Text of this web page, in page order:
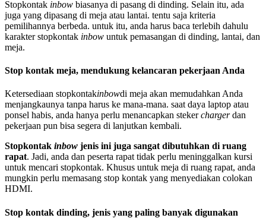
Stopkontak inbow biasanya di pasang di dinding. Selain itu, ada
juga yang dipasang di meja atau lantai. tentu saja kriteria
pemilihannya berbeda. untuk itu, anda harus baca terlebih dahulu
karakter stopkontak inbow untuk pemasangan di dinding, lantai, dan
meja.
Stop kontak meja, mendukung kelancaran pekerjaan Anda
Ketersediaan stopkontakinbowdi meja akan memudahkan Anda
menjangkaunya tanpa harus ke mana-mana. saat daya laptop atau
ponsel habis, anda hanya perlu menancapkan stekerchargerdan
pekerjaan pun bisa segera di lanjutkan kembali.
Stopkontak inbow jenis ini juga sangat dibutuhkan di ruang
rapat. Jadi, anda dan peserta rapat tidak perlu meninggalkan kursi
untuk mencari stopkontak. Khusus untuk meja di ruang rapat, anda
mungkin perlu memasang stop kontak yang menyediakan colokan
HDMI.
Stop kontak dinding, jenis yang paling banyak digunakan